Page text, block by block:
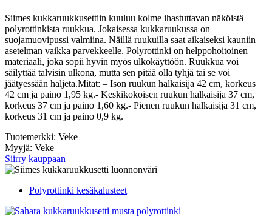
Siimes kukkaruukkusettiin kuuluu kolme ihastuttavan näköistä
polyrottinkista ruukkua. Jokaisessa kukkaruukussa on
suojamuovipussi valmiina. Näillä ruukuilla saat aikaiseksi kauniin
asetelman vaikka parvekkeelle. Polyrottinki on helppohoitoinen
materiaali, joka sopii hyvin myös ulkokäyttöön. Ruukkua voi
säilyttää talvisin ulkona, mutta sen pitää olla tyhjä tai se voi
jäätyessään haljeta.Mitat: – Ison ruukun halkaisija 42 cm, korkeus
42 cm ja paino 1,95 kg.- Keskikokoisen ruukun halkaisija 37 cm,
korkeus 37 cm ja paino 1,60 kg.- Pienen ruukun halkaisija 31 cm,
korkeus 31 cm ja paino 0,9 kg.
Tuotemerkki: Veke
Myyjä: Veke
Siirry kauppaan
Polyrottinki kesäkalusteet